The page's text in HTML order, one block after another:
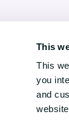
This
This
you
and